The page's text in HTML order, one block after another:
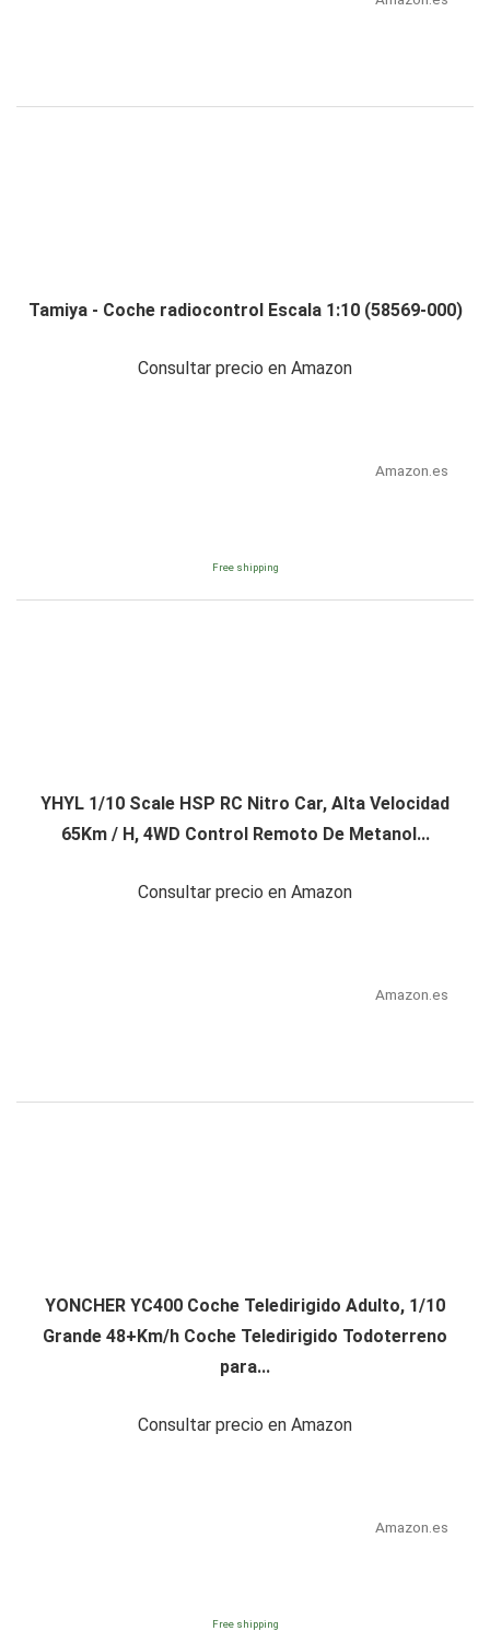
Tamiya - Coche radiocontrol Escala 1:10 (58569-000)
Consultar precio en Amazon
Amazon.es
Free shipping
YHYL 1/10 Scale HSP RC Nitro Car, Alta Velocidad
65Km / H, 4WD Control Remoto De Metanol...
Consultar precio en Amazon
Amazon.es
YONCHER YC400 Coche Teledirigido Adulto, 1/10
Grande 48+Km/h Coche Teledirigido Todoterreno
para...
Consultar precio en Amazon
Amazon.es
Free shipping